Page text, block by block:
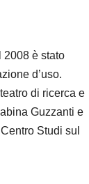
2008 è stato
d’uso.
di ricerca e
Guzzanti e
Studi sul